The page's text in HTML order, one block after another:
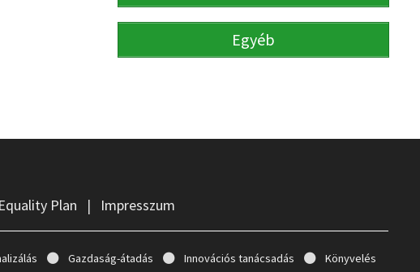
Egyéb
Plan | Impresszum
Gazdaság-átadás Innovációs tanácsadás Könyvelés